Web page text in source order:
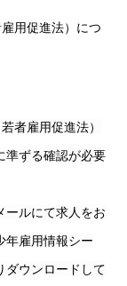
用促進法）につ
者雇用促進法）
準ずる確認が必要
ールにて求人をお
年雇用情報シー
ダウンロードして